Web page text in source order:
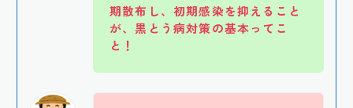
期散布し、初期感染を抑えること
が、黒とう病対策の基本ってこ
と！